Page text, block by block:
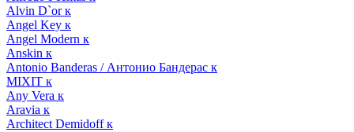
Alvin D`or к
Angel Key к
Angel Modern к
Anskin к
Antonio Banderas / Антонио Бандерас к
MIXIT к
Any Vera к
Aravia к
Architect Demidoff к